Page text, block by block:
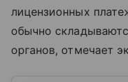
лицензионных
обычно
органов, отмечает